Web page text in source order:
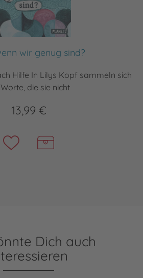
wir genug sind?
Hilfe In Lilys Kopf sammeln sich
die sie nicht
13,99 €
Dich auch